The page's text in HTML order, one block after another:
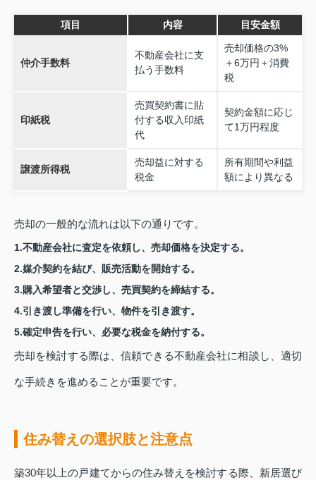
項目 内容 目安金額
仲介手数料
不動産会社に支
払う手数料
売却価格の3%
＋6万円＋消費
税
印紙税
売買契約書に貼
付する収入印紙
代
契約金額に応じ
て1万円程度
譲渡所得税
売却益に対する
税金
所有期間や利益
額により異なる
売却の一般的な流れは以下の通りです。
1.不動産会社に査定を依頼し、売却価格を決定する。
2.媒介契約を結び、販売活動を開始する。
3.購入希望者と交渉し、売買契約を締結する。
4.引き渡し準備を行い、物件を引き渡す。
5.確定申告を行い、必要な税金を納付する。
売却を検討する際は、信頼できる不動産会社に相談し、適切
な手続きを進めることが重要です。
住み替えの選択肢と注意点
築30年以上の戸建てからの住み替えを検討する際、新居選び